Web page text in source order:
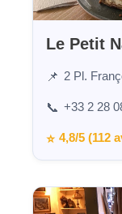
Le Petit
📌 2 Pl.
📞 +33 2 28
⭐ 4,8/5 (112